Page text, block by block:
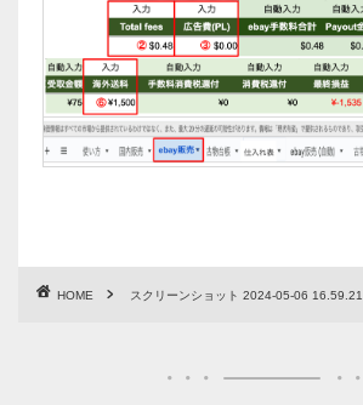
HOME スクリーンショット 2024-05-06 16.59.21